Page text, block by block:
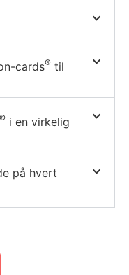
cards® til
® i en virkelig
på hvert